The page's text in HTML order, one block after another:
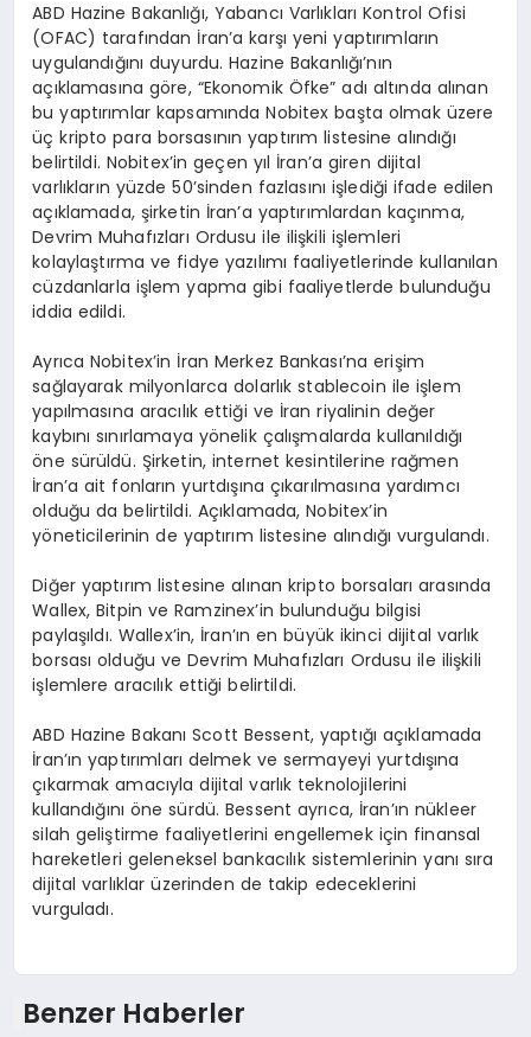
DIĞER
ABD Hazine Bakanlığı, Yabancı Varlıkları Kontrol Ofisi
(OFAC) tarafından İran’a karşı yeni yaptırımların
uygulandığını duyurdu. Hazine Bakanlığı’nın
açıklamasına göre, “Ekonomik Öfke” adı altında alınan
bu yaptırımlar kapsamında Nobitex başta olmak üzere
üç kripto para borsasının yaptırım listesine alındığı
belirtildi. Nobitex’in geçen yıl İran’a giren dijital
varlıkların yüzde 50’sinden fazlasını işlediği ifade edilen
açıklamada, şirketin İran’a yaptırımlardan kaçınma,
Devrim Muhafızları Ordusu ile ilişkili işlemleri
kolaylaştırma ve fidye yazılımı faaliyetlerinde kullanılan
cüzdanlarla işlem yapma gibi faaliyetlerde bulunduğu
iddia edildi.
Ayrıca Nobitex’in İran Merkez Bankası’na erişim
sağlayarak milyonlarca dolarlık stablecoin ile işlem
yapılmasına aracılık ettiği ve İran riyalinin değer
kaybını sınırlamaya yönelik çalışmalarda kullanıldığı
öne sürüldü. Şirketin, internet kesintilerine rağmen
İran’a ait fonların yurtdışına çıkarılmasına yardımcı
olduğu da belirtildi. Açıklamada, Nobitex’in
yöneticilerinin de yaptırım listesine alındığı vurgulandı.
Diğer yaptırım listesine alınan kripto borsaları arasında
Wallex, Bitpin ve Ramzinex’in bulunduğu bilgisi
paylaşıldı. Wallex’in, İran’ın en büyük ikinci dijital varlık
borsası olduğu ve Devrim Muhafızları Ordusu ile ilişkili
işlemlere aracılık ettiği belirtildi.
ABD Hazine Bakanı Scott Bessent, yaptığı açıklamada
İran’ın yaptırımları delmek ve sermayeyi yurtdışına
çıkarmak amacıyla dijital varlık teknolojilerini
kullandığını öne sürdü. Bessent ayrıca, İran’ın nükleer
silah geliştirme faaliyetlerini engellemek için finansal
hareketleri geleneksel bankacılık sistemlerinin yanı sıra
dijital varlıklar üzerinden de takip edeceklerini
vurguladı.
Benzer Haberler